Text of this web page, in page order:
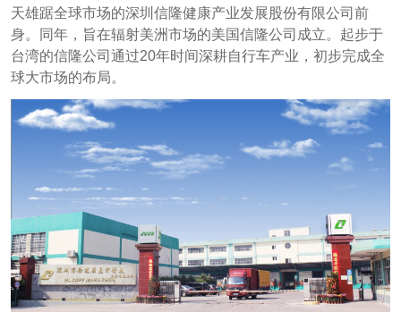
天雄踞全球市场的深圳信隆健康产业发展股份有限公司前
身。同年，旨在辐射美洲市场的美国信隆公司成立。起步于
台湾的信隆公司通过20年时间深耕自行车产业，初步完成全
球大市场的布局。